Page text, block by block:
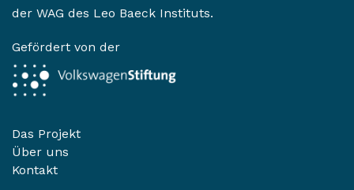
der WAG des Leo Baeck Instituts.
Gefördert von der
Das Projekt
Über uns
Kontakt